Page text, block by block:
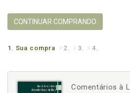
CONTINUAR COMPRANDO
1. Sua compra 2. 3. 4.
Comentários à